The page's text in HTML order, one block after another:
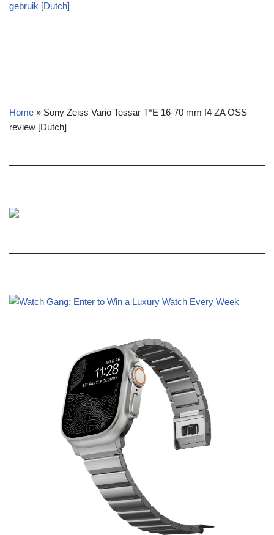
gebruik [Dutch]
Home » Sony Zeiss Vario Tessar T*E 16-70 mm f4 ZA OSS
review [Dutch]